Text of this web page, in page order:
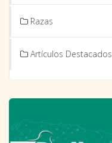
Razas
Artículos Destacados